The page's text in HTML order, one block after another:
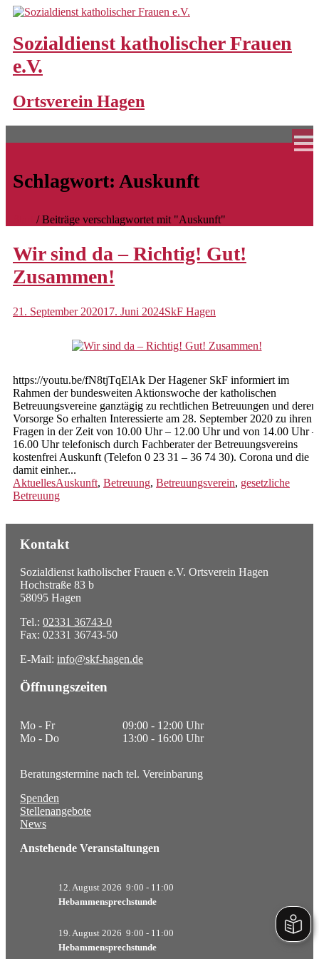
Skip
content
Sozialdienst katholischer Frauen
e.V.
Ortsverein Hagen
Unsere Angebote
Familienpaten
Frühe Hilfen
Kindertagespflege
Familienpate werden
Tagespflegeperson suchen
Rechtliche Betreuungen
Vorsorgevollmachten,
Patientenverfügungen
ehrenamtlichen Betreuern
Prävention
Vormundschaften für Ehrenamtliche
Agnesheim
FAIRselbständigung
Ambulante Angebote
Psychotherapie
Schlagwort: Auskunft
/Beiträge verschlagwortet mit "Auskunft"
Wir sind da – Richtig! Gut!
Zusammen!
21. September 202017. Juni 2024SkF Hagen
https://youtu.be/fN8tjTqElAk Der Hagener SkF informiert im
Rahmen der bundesweiten Aktionswoche der katholischen
Betreuungsvereine ganztägig zu rechtlichen Betreuungen und deren
Vorsorge So erhalten Interessierte am 28. September 2020 zu ihren
Fragen in der Zeit von 10.00 Uhr – 12.00 Uhr und von 14.00 Uhr –
16.00 Uhr telefonisch durch Fachberater der Betreuungsvereins
kostenfrei Auskunft (Telefon 0 23 31 – 36 74 30). Corona und die
damit einher...
AktuellesAuskunft, Betreuung, Betreuungsverein, gesetzliche
Betreuung
Kontakt
Sozialdienst katholischer Frauen e.V. Ortsverein Hagen
Hochstraße 83 b
58095 Hagen
Tel.: 02331 36743-0
Fax: 02331 36743-50
E-Mail: info@skf-hagen.de
Öffnungszeiten
Mo - Fr
Mo - Do
09:00 - 12:00 Uhr
13:00 - 16:00 Uhr
Beratungstermine nach tel. Vereinbarung
Spenden
Stellenangebote
News
Anstehende Veranstaltungen
12. August 2026 9:00 - 11:00
Hebammensprechstunde
19. August 2026 9:00 - 11:00
Hebammensprechstunde